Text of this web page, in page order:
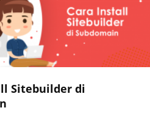
Sitebuilder di